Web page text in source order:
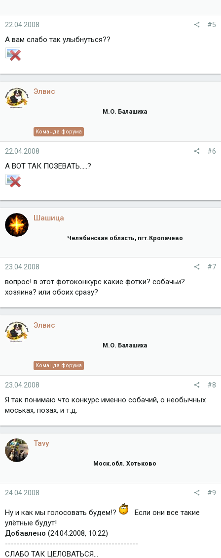
22.04.2008 #5
А вам слабо так улыбнуться??
Элвис
М.О. Балашиха
Команда форума
22.04.2008 #6
А ВОТ ТАК ПОЗЕВАТЬ.....?
Шашица
Челябинская область, пгт.Кропачево
23.04.2008 #7
вопрос! в этот фотоконкурс какие фотки? собачьи?
хозяина? или обоих сразу?
Элвис
М.О. Балашиха
Команда форума
23.04.2008 #8
Я так понимаю что конкурс именно собачий, о необычных
моськах, позах, и т.д.
Tavy
Моск.обл. Хотьково
24.04.2008 #9
Ну и как мы голосовать будем!?
Если они все такие
улётные будут!
Добавлено (24.04.2008, 10:22)
---------------------------------------------
СЛАБО ТАК ЦЕЛОВАТЬСЯ...